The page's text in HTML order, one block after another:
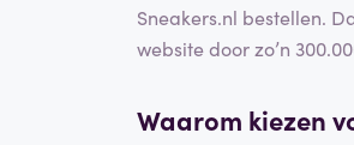
Sneakers.nl bestellen.
website door zo’n
Waarom kiezen